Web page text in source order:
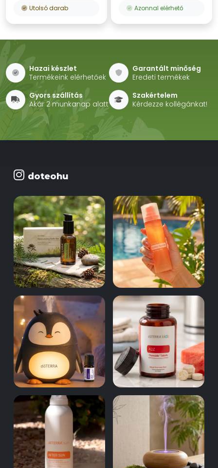
Utolsó darab Azonnal elérhető
Hazai készlet
Termékeink elérhetőek
Garantált minőség
Eredeti termékek
Gyors szállítás
Akár 2 munkanap alatt
Szakértelem
Kérdezze kollégánkat!
doteohu